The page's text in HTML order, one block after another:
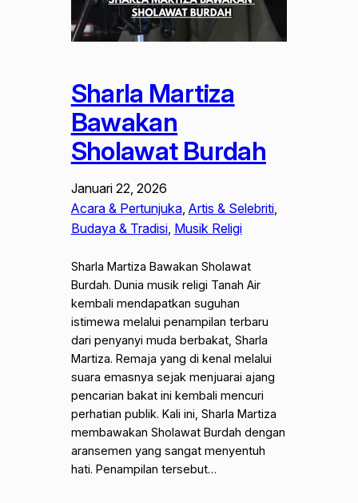
Sharla Martiza
Bawakan
Sholawat Burdah
Januari 22, 2026
Acara & Pertunjuka, Artis & Selebriti
Budaya & Tradisi, Musik Religi
Sharla Martiza Bawakan Sholawat
Burdah. Dunia musik religi Tanah Air
kembali mendapatkan suguhan
istimewa melalui penampilan terbaru
dari penyanyi muda berbakat, Sharla
Martiza. Remaja yang di kenal melalui
suara emasnya sejak menjuarai ajang
pencarian bakat ini kembali mencuri
perhatian publik. Kali ini, Sharla Martiza
membawakan Sholawat Burdah dengan
aransemen yang sangat menyentuh
hati. Penampilan tersebut…